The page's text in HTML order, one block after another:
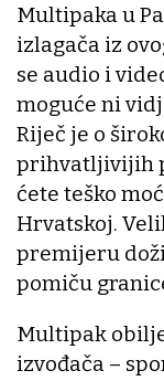
Multipaka u
izlagača iz
se audio i
moguće ni
Riječ je o
prihvatljivijih
ćete teško
Hrvatskoj.
premijeru
pomiču
Multipak
izvođača –